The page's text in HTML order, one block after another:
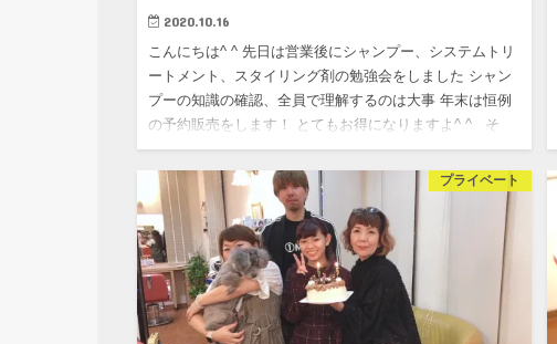
2020.10.16
こんにちは^ ^ 先日は営業後にシャンプー、システムトリ
ートメント、スタイリング剤の勉強会をしました シャン
プーの知識の確認、全員で理解するのは大事 年末は恒例
の予約販売をします！ とてもお得になりますよ^ ^ そ
し…
プライベート